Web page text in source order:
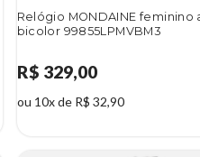
Relógio MONDAINE feminino
bicolor 99855LPMVBM3
R$ 329,00
ou 10x de R$ 32,90